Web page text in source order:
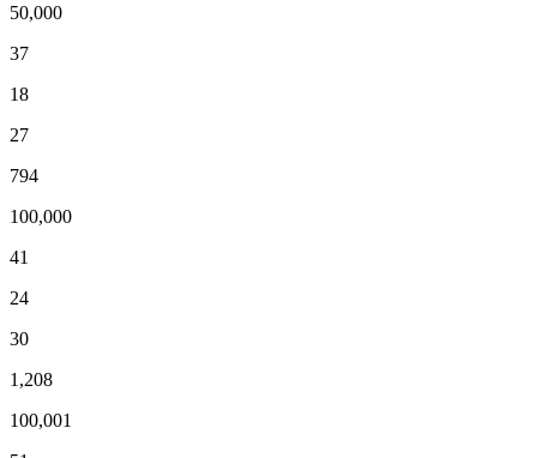
50,000
37
18
27
794
100,000
41
24
30
1,208
100,001